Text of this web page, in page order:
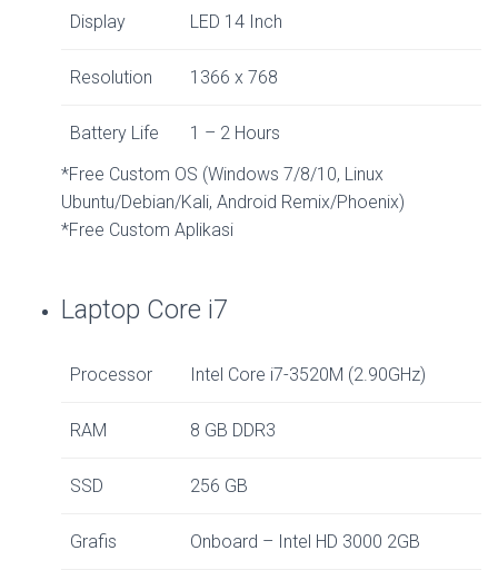
Display LED 14 Inch
Resolution 1366 x 768
Battery Life
1 – 2 Hours
*Free Custom OS (Windows 7/8/10, Linux
Ubuntu/Debian/Kali, Android Remix/Phoenix)
*Free Custom Aplikasi
Laptop Core i7
Processor Intel Core i7-3520M (2.90GHz)
RAM 8 GB DDR3
SSD 256 GB
Grafis Onboard – Intel HD 3000 2GB